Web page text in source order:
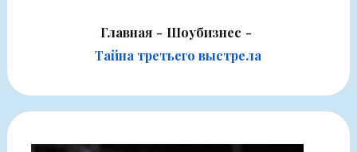
Главная
Шоубизнес
Тайна третьего выстрела